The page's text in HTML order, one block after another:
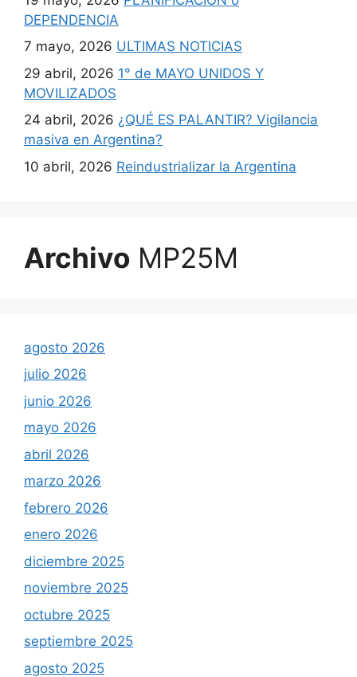
DEPENDENCIA
7 mayo, 2026 ULTIMAS NOTICIAS
29 abril, 2026 1° de MAYO UNIDOS Y
MOVILIZADOS
24 abril, 2026 ¿QUÉ ES PALANTIR? Vigilancia
masiva en Argentina?
10 abril, 2026 Reindustrializar la Argentina
Archivo MP25M
agosto 2026
julio 2026
junio 2026
mayo 2026
abril 2026
marzo 2026
febrero 2026
enero 2026
diciembre 2025
noviembre 2025
octubre 2025
septiembre 2025
agosto 2025